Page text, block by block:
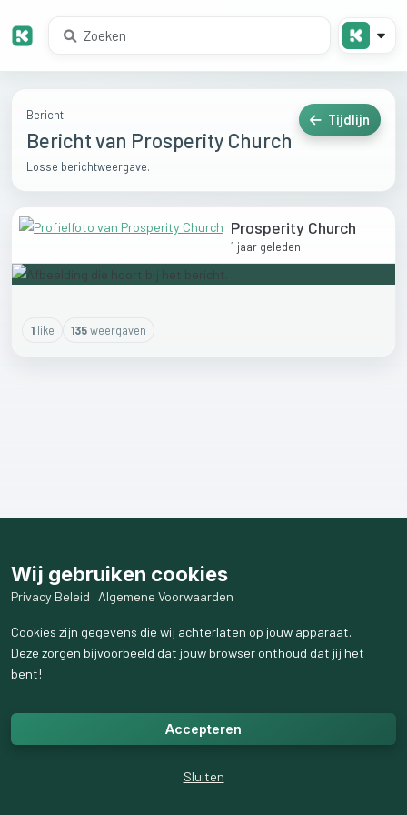
Bericht
Bericht van Prosperity Church
Losse berichtweergave.
Tijdlijn
Prosperity Church
1 jaar geleden
1like 135weergaven
Wij gebruiken cookies
Privacy Beleid · Algemene Voorwaarden
Cookies zijn gegevens die wij achterlaten op jouw apparaat.
Deze zorgen bijvoorbeeld dat jouw browser onthoud dat jij het
bent!
Accepteren
Sluiten